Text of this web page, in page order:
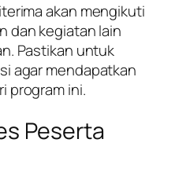
akan mengikuti
dan kegiatan lain
Pastikan untuk
agar mendapatkan
program ini.
Peserta